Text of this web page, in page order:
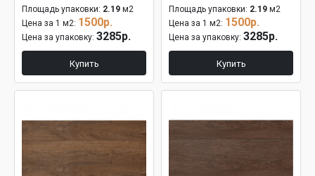
Площадь упаковки: 2.19 м2
Цена за 1 м2: 1500р.
Цена за упаковку: 3285р.
Купить
Площадь упаковки: 2.19 м2
Цена за 1 м2: 1500р.
Цена за упаковку: 3285р.
Купить